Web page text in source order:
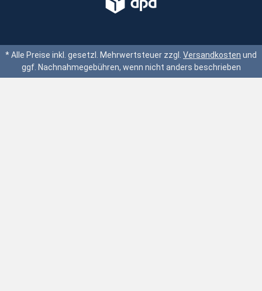
* Alle Preise inkl. gesetzl. Mehrwertsteuer zzgl. Versandkosten und
ggf. Nachnahmegebühren, wenn nicht anders beschrieben